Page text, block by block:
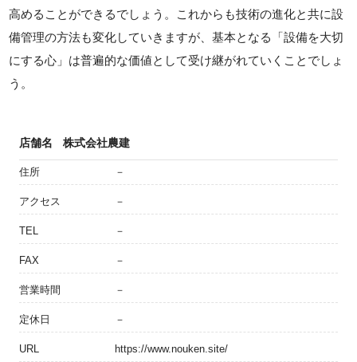
高めることができるでしょう。これからも技術の進化と共に設
備管理の方法も変化していきますが、基本となる「設備を大切
にする心」は普遍的な価値として受け継がれていくことでしょ
う。
店舗名 株式会社農建
住所 －
アクセス －
TEL －
FAX －
営業時間 －
定休日 －
URL https://www.nouken.site/